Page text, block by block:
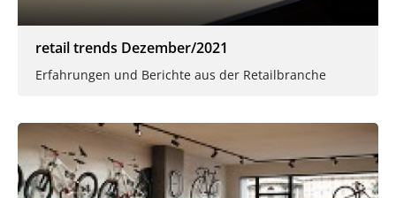
retail trends Dezember/2021
Erfahrungen und Berichte aus der Retailbranche